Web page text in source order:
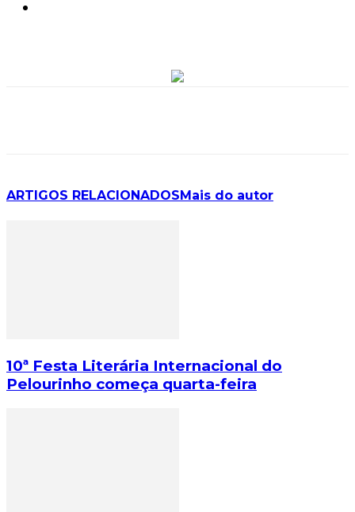
ARTIGOS RELACIONADOS Mais do autor
10ª Festa Literária Internacional do
Pelourinho começa quarta-feira